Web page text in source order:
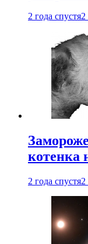
2 года спустя2
котенка
2 года спустя2